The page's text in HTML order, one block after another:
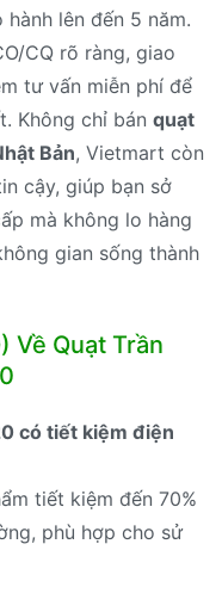
lên đến 5 năm.
CQ rõ ràng, giao
tư vấn miễn phí để
Không chỉ bán quạt
Bản, Vietmart còn
cậy, giúp bạn sở
mà không lo hàng
gian sống thành
Về Quạt Trần
có tiết kiệm điện
tiết kiệm đến 70%
phù hợp cho sử